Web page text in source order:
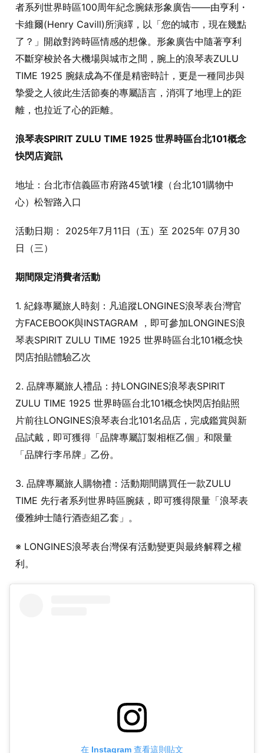
者系列世界時區100周年紀念腕錶形象廣告——由亨利・
卡維爾(Henry Cavill)所演繹，以「您的城市，現在幾點
了？」開啟對跨時區情感的想像。形象廣告中隨著亨利
不斷穿梭於各大機場與城市之間，腕上的浪琴表ZULU
TIME 1925 腕錶成為不僅是精密時計，更是一種同步與
摯愛之人彼此生活節奏的專屬語言，消弭了地理上的距
離，也拉近了心的距離。
浪琴表SPIRIT ZULU TIME 1925 世界時區台北101概念
快閃店資訊
地址：台北市信義區市府路45號1樓（台北101購物中
心）松智路入口
活動日期： 2025年7月11日（五）至 2025年 07月30
日（三）
期間限定消費者活動
1. 紀錄專屬旅人時刻：凡追蹤LONGINES浪琴表台灣官
方FACEBOOK與INSTAGRAM ，即可參加LONGINES浪
琴表SPIRIT ZULU TIME 1925 世界時區台北101概念快
閃店拍貼體驗乙次
2. 品牌專屬旅人禮品：持LONGINES浪琴表SPIRIT
ZULU TIME 1925 世界時區台北101概念快閃店拍貼照
片前往LONGINES浪琴表台北101名品店，完成鑑賞與新
品試戴，即可獲得「品牌專屬訂製相框乙個」和限量
「品牌行李吊牌」乙份。
3. 品牌專屬旅人購物禮：活動期間購買任一款ZULU
TIME 先行者系列世界時區腕錶，即可獲得限量「浪琴表
優雅紳士隨行酒壺組乙套」。
※ LONGINES浪琴表台灣保有活動變更與最終解釋之權
利。
在 Instagram 查看這則貼文